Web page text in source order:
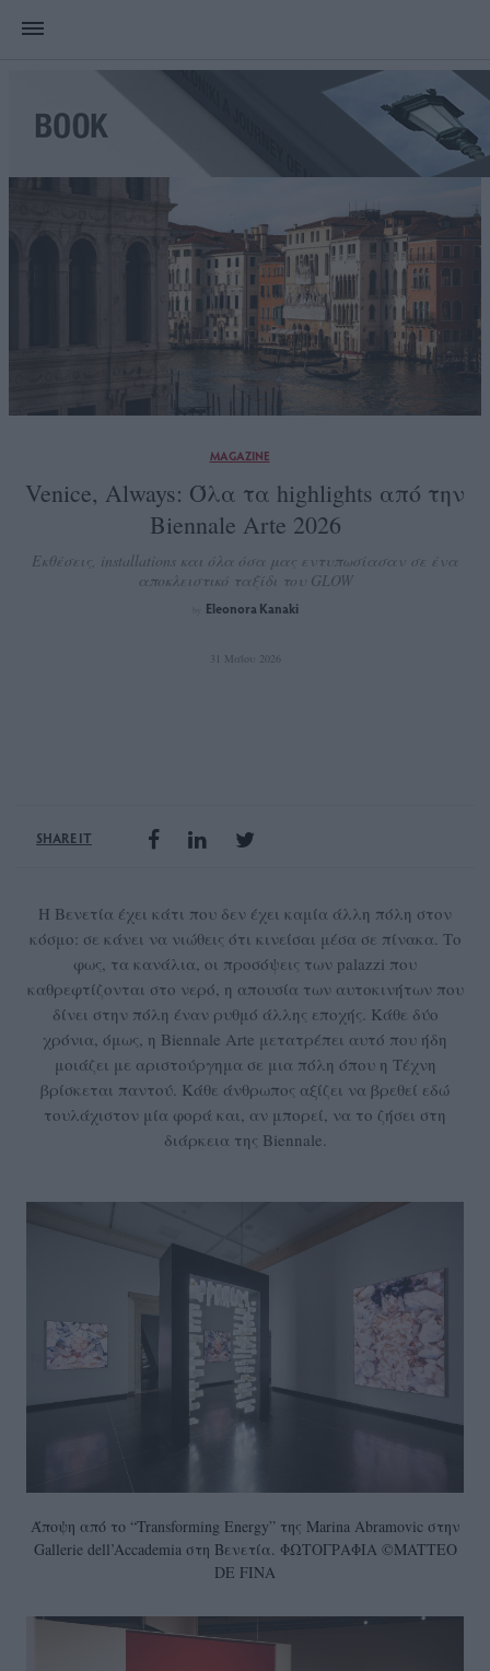
MAGAZINE
Venice, Always: Όλα τα highlights από την
Biennale Arte 2026
Εκθέσεις, installations και όλα όσα μας εντυπωσίασαν σε ένα
αποκλειστικό ταξίδι του GLOW
Eleonora Kanaki
31 Μαΐου 2026
SHARE IT
Η Βενετία έχει κάτι που δεν έχει καμία άλλη πόλη στον
κόσμο: σε κάνει να νιώθεις ότι κινείσαι μέσα σε πίνακα. Το
φως, τα κανάλια, οι προσόψεις των palazzi που
καθρεφτίζονται στο νερό, η απουσία των αυτοκινήτων που
δίνει στην πόλη έναν ρυθμό άλλης εποχής. Κάθε δύο
χρόνια, όμως, η Biennale Arte μετατρέπει αυτό που ήδη
μοιάζει με αριστούργημα σε μια πόλη όπου η Τέχνη
βρίσκεται παντού. Κάθε άνθρωπος αξίζει να βρεθεί εδώ
τουλάχιστον μία φορά και, αν μπορεί, να το ζήσει στη
διάρκεια της Biennale.
Άποψη από το “Transforming Energy” της Marina Abramovic στην
Gallerie dell’Accademia στη Βενετία. ΦΩΤΟΓΡΑΦΙΑ ©MATTEO
DE FINA